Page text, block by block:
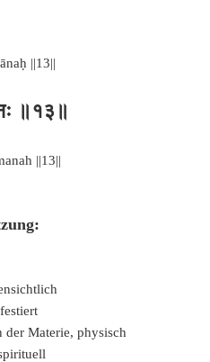
||13||
॥१३॥
||13||
der Materie, physisch